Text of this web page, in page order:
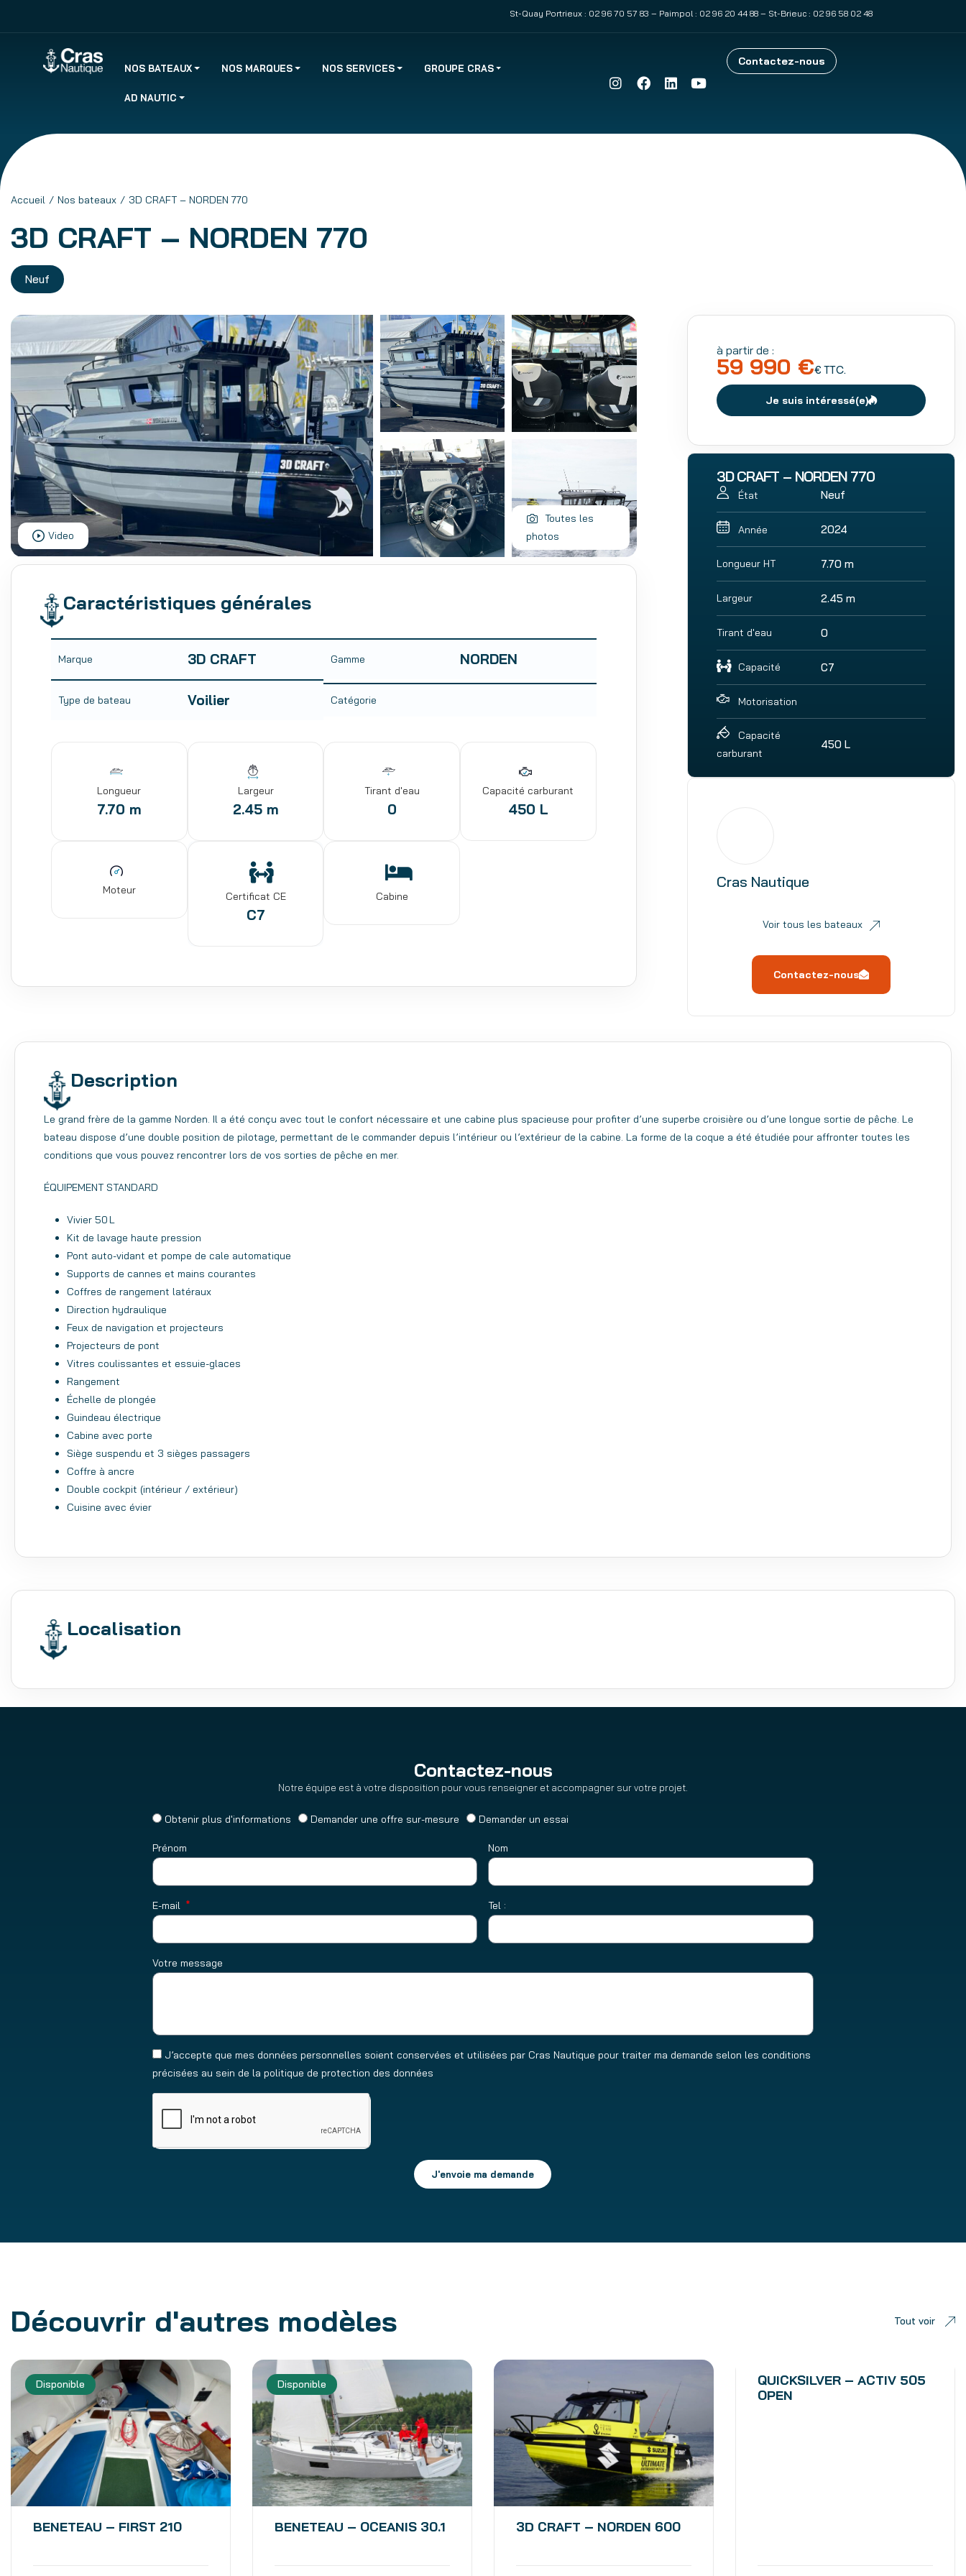
St-Quay Portrieux : 02 96 70 57 83 – Paimpol : 02 96 20 44 88 – St-Brieuc : 02 96 58 02 48
NOS BATEAUX NOS MARQUES NOS SERVICES GROUPE CRAS
AD NAUTIC
Contactez-nous
Accueil Nos bateaux 3D CRAFT – NORDEN 770
3D CRAFT – NORDEN 770
Neuf
Video
Toutes les
photos
Caractéristiques générales
Marque 3D CRAFT Gamme NORDEN
Type de bateau Voilier Catégorie
Longueur
7.70 m
Largeur
2.45 m
Tirant d'eau
0
Capacité carburant
450 L
Moteur Certificat CE
C7
Cabine
à partir de :
59 990 €€ TTC.
Je suis intéressé(e)
3D CRAFT – NORDEN 770
État Neuf
Année 2024
Longueur HT 7.70 m
Largeur 2.45 m
Tirant d'eau 0
Capacité C7
Motorisation
Capacité
carburant
450 L
Cras Nautique
Voir tous les bateaux
Contactez-nous
Description
Le grand frère de la gamme Norden. Il a été conçu avec tout le confort nécessaire et une cabine plus spacieuse pour profiter d’une superbe croisière ou d’une longue sortie de pêche. Le
bateau dispose d’une double position de pilotage, permettant de le commander depuis l’intérieur ou l’extérieur de la cabine. La forme de la coque a été étudiée pour affronter toutes les
conditions que vous pouvez rencontrer lors de vos sorties de pêche en mer.
ÉQUIPEMENT STANDARD
Vivier 50 L
Kit de lavage haute pression
Pont auto-vidant et pompe de cale automatique
Supports de cannes et mains courantes
Coffres de rangement latéraux
Direction hydraulique
Feux de navigation et projecteurs
Projecteurs de pont
Vitres coulissantes et essuie-glaces
Rangement
Échelle de plongée
Guindeau électrique
Cabine avec porte
Siège suspendu et 3 sièges passagers
Coffre à ancre
Double cockpit (intérieur / extérieur)
Cuisine avec évier
Localisation
Contactez-nous
Notre équipe est à votre disposition pour vous renseigner et accompagner sur votre projet.
Obtenir plus d'informations Demander une offre sur-mesure Demander un essai
Prénom Nom
E-mail Tel :
Votre message
J’accepte que mes données personnelles soient conservées et utilisées par Cras Nautique pour traiter ma demande selon les conditions
précisées au sein de la politique de protection des données
J'envoie ma demande
Découvrir d'autres modèles Tout voir
Disponible
BENETEAU – FIRST 210
Disponible
BENETEAU – OCEANIS 30.1 3D CRAFT – NORDEN 600
QUICKSILVER – ACTIV 505
OPEN